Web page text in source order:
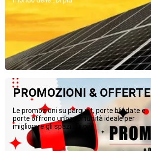
PROMOZIONI & OFFERTE
Le promozioni su parquet, porte blindate e
porte offrono un’opportunità ideale per
migliorare gli spazi...Di più